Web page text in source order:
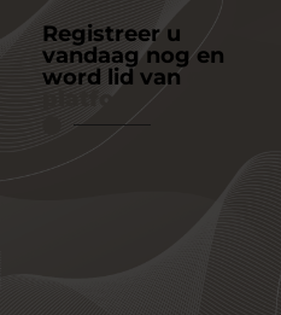
Registreer u
vandaag nog en
word lid van